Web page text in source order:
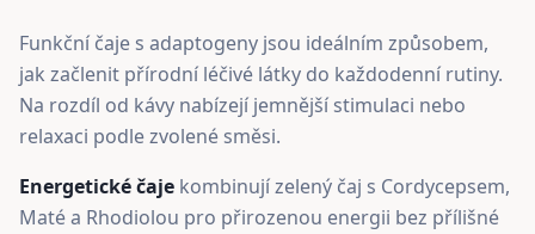
Funkční čaje s adaptogeny jsou ideálním způsobem,
jak začlenit přírodní léčivé látky do každodenní rutiny.
Na rozdíl od kávy nabízejí jemnější stimulaci nebo
relaxaci podle zvolené směsi.
Energetické čaje kombinují zelený čaj s Cordycepsem,
Maté a Rhodiolou pro přirozenou energii bez přílišné